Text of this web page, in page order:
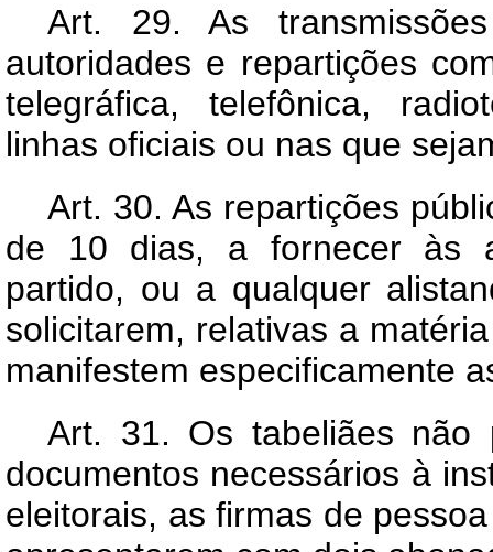
Art. 29. As
autoridades e repartições
telegráfica, telefônica,
linhas oficiais ou nas que
Art. 30. As repartições
de 10 dias, a fornecer às
partido, ou a qualquer
solicitarem, relativas a
manifestem especificamente
Art. 31. Os tabeliães não
documentos necessários à
eleitorais, as firmas de